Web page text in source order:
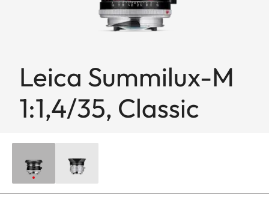
Leica Summilux-M
1:1,4/35, Classic